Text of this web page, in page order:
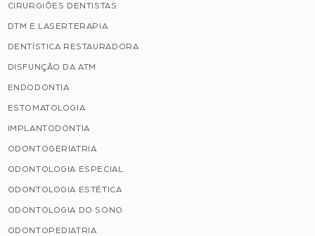
CIRURGIÕES DENTISTAS
DTM E LASERTERAPIA
DENTÍSTICA RESTAURADORA
DISFUNÇÃO DA ATM
ENDODONTIA
ESTOMATOLOGIA
IMPLANTODONTIA
ODONTOGERIATRIA
ODONTOLOGIA ESPECIAL
ODONTOLOGIA ESTÉTICA
ODONTOLOGIA DO SONO
ODONTOPEDIATRIA